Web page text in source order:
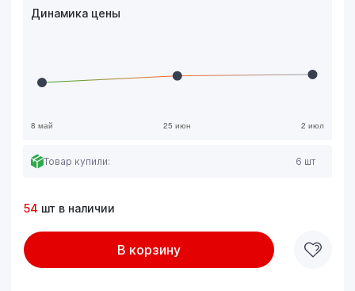
Динамика цены
Товар купили: 6 шт
54 шт в наличии
В корзину